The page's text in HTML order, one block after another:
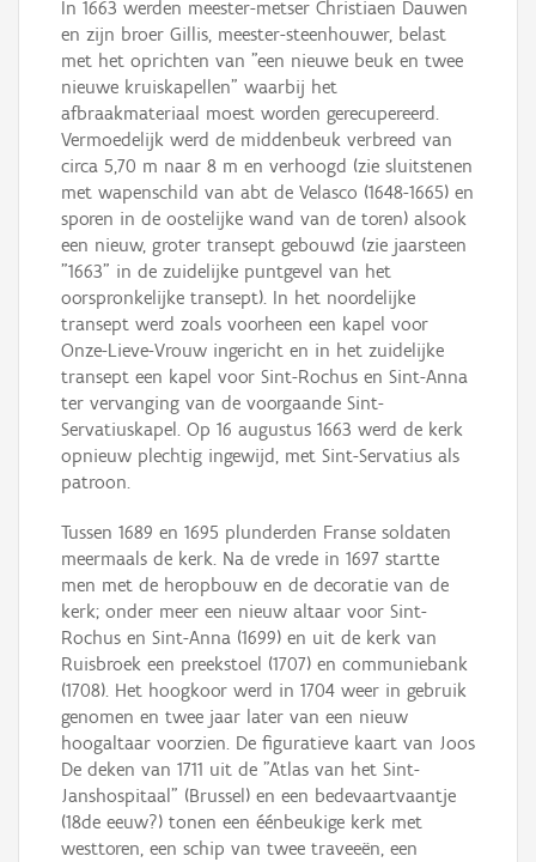
In 1663 werden meester-metser Christiaen Dauwen
en zijn broer Gillis, meester-steenhouwer, belast
met het oprichten van "een nieuwe beuk en twee
nieuwe kruiskapellen" waarbij het
afbraakmateriaal moest worden gerecupereerd.
Vermoedelijk werd de middenbeuk verbreed van
circa 5,70 m naar 8 m en verhoogd (zie sluitstenen
met wapenschild van abt de Velasco (1648-1665) en
sporen in de oostelijke wand van de toren) alsook
een nieuw, groter transept gebouwd (zie jaarsteen
"1663" in de zuidelijke puntgevel van het
oorspronkelijke transept). In het noordelijke
transept werd zoals voorheen een kapel voor
Onze-Lieve-Vrouw ingericht en in het zuidelijke
transept een kapel voor Sint-Rochus en Sint-Anna
ter vervanging van de voorgaande Sint-
Servatiuskapel. Op 16 augustus 1663 werd de kerk
opnieuw plechtig ingewijd, met Sint-Servatius als
patroon.
Tussen 1689 en 1695 plunderden Franse soldaten
meermaals de kerk. Na de vrede in 1697 startte
men met de heropbouw en de decoratie van de
kerk; onder meer een nieuw altaar voor Sint-
Rochus en Sint-Anna (1699) en uit de kerk van
Ruisbroek een preekstoel (1707) en communiebank
(1708). Het hoogkoor werd in 1704 weer in gebruik
genomen en twee jaar later van een nieuw
hoogaltaar voorzien. De figuratieve kaart van Joos
De deken van 1711 uit de "Atlas van het Sint-
Janshospitaal" (Brussel) en een bedevaartvaantje
(18de eeuw?) tonen een éénbeukige kerk met
westtoren, een schip van twee traveeën, een